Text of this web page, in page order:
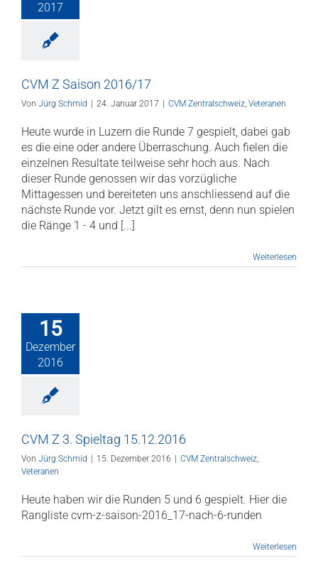
2017
CVM Z Saison 2016/17
Von Jürg Schmid 24. Januar 2017 CVM Zentralschweiz, Veteranen
Heute wurde in Luzern die Runde 7 gespielt, dabei gab
es die eine oder andere Überraschung. Auch fielen die
einzelnen Resultate teilweise sehr hoch aus. Nach
dieser Runde genossen wir das vorzügliche
Mittagessen und bereiteten uns anschliessend auf die
nächste Runde vor. Jetzt gilt es ernst, denn nun spielen
die Ränge 1 - 4 und [...]
Weiterlesen
15
Dezember
2016
CVM Z 3. Spieltag 15.12.2016
Von Jürg Schmid 15. Dezember 2016 CVM Zentralschweiz,
Veteranen
Heute haben wir die Runden 5 und 6 gespielt. Hier die
Rangliste cvm-z-saison-2016_17-nach-6-runden
Weiterlesen